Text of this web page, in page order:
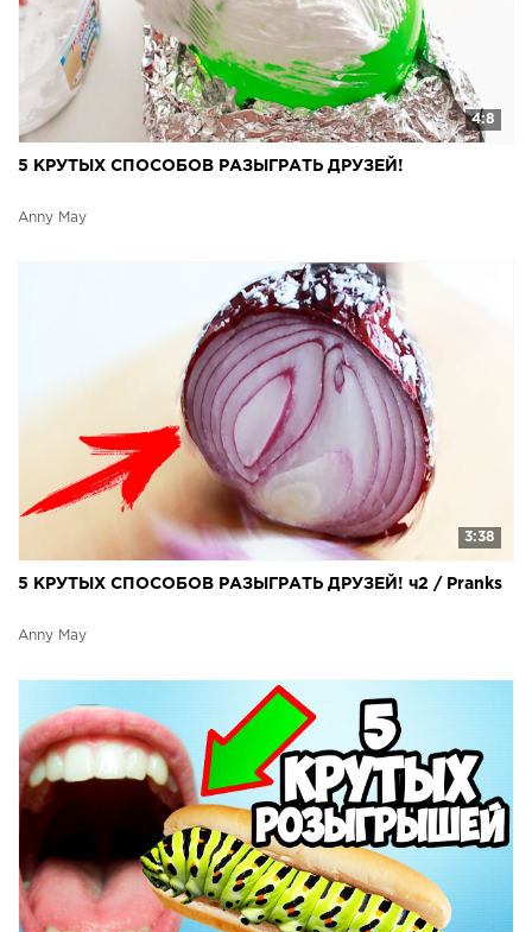
4:8
5 КРУТЫХ СПОСОБОВ РАЗЫГРАТЬ ДРУЗЕЙ!
Anny May
3:38
5 КРУТЫХ СПОСОБОВ РАЗЫГРАТЬ ДРУЗЕЙ! ч2 / Pranks
Anny May